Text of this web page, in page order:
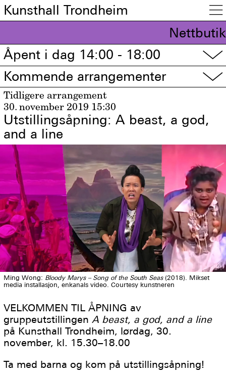
Kunsthall Trondheim 
Åpent i dag 14:00 - 18:00
▽
Kommende arrangementer ▽
Tidligere arrangement
30. november 2019 15:30
Utstillingsåpning: A beast, a god,
and a line
Ming Wong: Bloody Marys – Song of the South Seas (2018). Mikset
media installasjon, enkanals video. Courtesy kunstneren
VELKOMMEN TIL ÅPNING av
gruppeutstillingenA beast, a god, and a line
på Kunsthall Trondheim, lørdag, 30.
november, kl. 15.30–18.00
Ta med barna og kom på utstillingsåpning!